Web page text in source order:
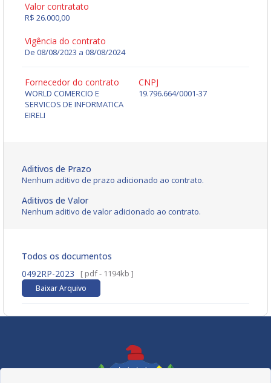
Valor contratato
R$ 26.000,00
Vigência do contrato
De 08/08/2023 a 08/08/2024
Fornecedor do contrato
WORLD COMERCIO E
SERVICOS DE INFORMATICA
EIRELI
CNPJ
19.796.664/0001-37
Aditivos de Prazo
Nenhum aditivo de prazo adicionado ao contrato.
Aditivos de Valor
Nenhum aditivo de valor adicionado ao contrato.
Todos os documentos
0492RP-2023
[ pdf - 1194kb ]
Baixar Arquivo